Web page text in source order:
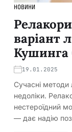
НОВИНИ
варіант
Кушинга
19.01.2025
Сучасні методи
недоліки.
нестероїдний
— дає надію